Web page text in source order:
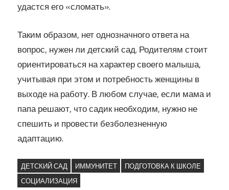
удастся его «сломать».
Таким образом, нет однозначного ответа на
вопрос, нужен ли детский сад. Родителям стоит
ориентироваться на характер своего малыша,
учитывая при этом и потребность женщины в
выходе на работу. В любом случае, если мама и
папа решают, что садик необходим, нужно не
спешить и провести безболезненную
адаптацию.
ДЕТСКИЙ САД ИММУНИТЕТ
ПОДГОТОВКА К ШКОЛЕ
СОЦИАЛИЗАЦИЯ